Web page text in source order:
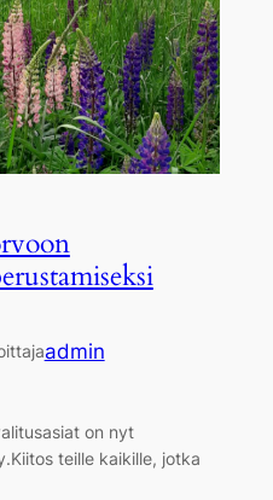
admin
on nyt
teille kaikille, jotka